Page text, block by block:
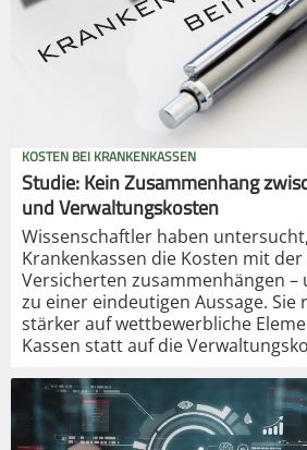
KOSTEN BEI KRANKENKASSEN
Studie: Kein Zusammenhang
und Verwaltungskosten
Wissenschaftler haben
Krankenkassen die Kosten mit
Versicherten zusammenhängen –
zu einer eindeutigen Aussage. Sie
stärker auf wettbewerbliche
Kassen statt auf die